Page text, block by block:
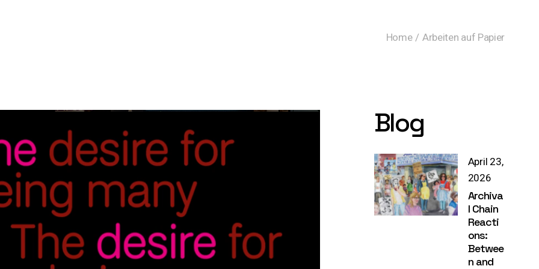
Home Arbeiten auf Papier
Blog
April 23,
2026
Archiva
l Chain
Reacti
ons:
Betwee
n and